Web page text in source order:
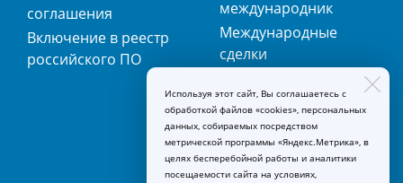
соглашения
Включение в реестр
российского ПО
международник
Международные
сделки
регистрация
товарных знаков
Используя этот сайт, Вы соглашаетесь с
обработкой файлов «cookies», персональных
данных, собираемых посредством
метрической программы «Яндекс.Метрика», в
целях бесперебойной работы и аналитики
посещаемости сайта на условиях,